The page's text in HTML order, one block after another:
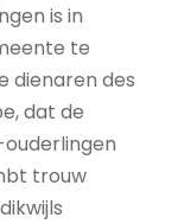
is in
te
dienaren des
dat de
trouw